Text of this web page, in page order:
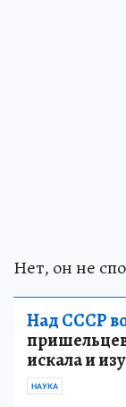
Нет, он не
Над СССР
искала и
НАУКА